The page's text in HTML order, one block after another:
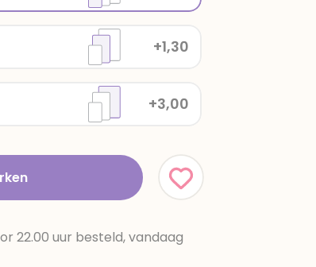
+3,00
+1,30
22.00 uur besteld, vandaag